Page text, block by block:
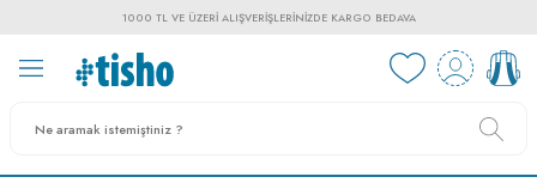
1000 TL VE ÜZERI ALIŞVERIŞLERINIZDE KARGO BEDAVA